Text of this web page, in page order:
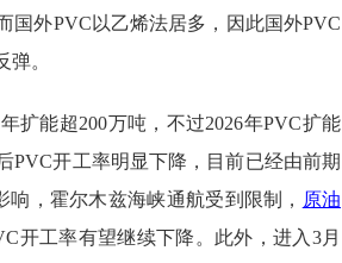
国外PVC以乙烯法居多，因此国外PVC
。
扩能超200万吨，不过2026年PVC扩能
PVC开工率明显下降，目前已经由前期
，霍尔木兹海峡通航受到限制， 原油
开工率有望继续下降。此外，进入3月